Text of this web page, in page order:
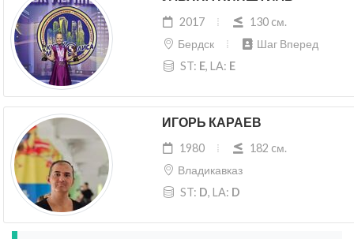
2017
130 cм.
Бердск
Шаг Вперед
ST: E, LA: E
ИГОРЬ КАРАЕВ
1980
182 cм.
Владикавказ
ST: D, LA: D